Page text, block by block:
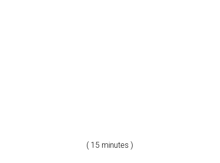
( 15 minutes )